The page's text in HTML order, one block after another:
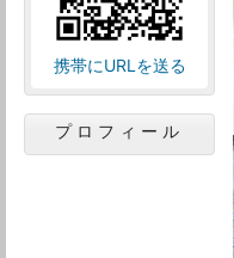
携帯にURLを送る
プロフィール